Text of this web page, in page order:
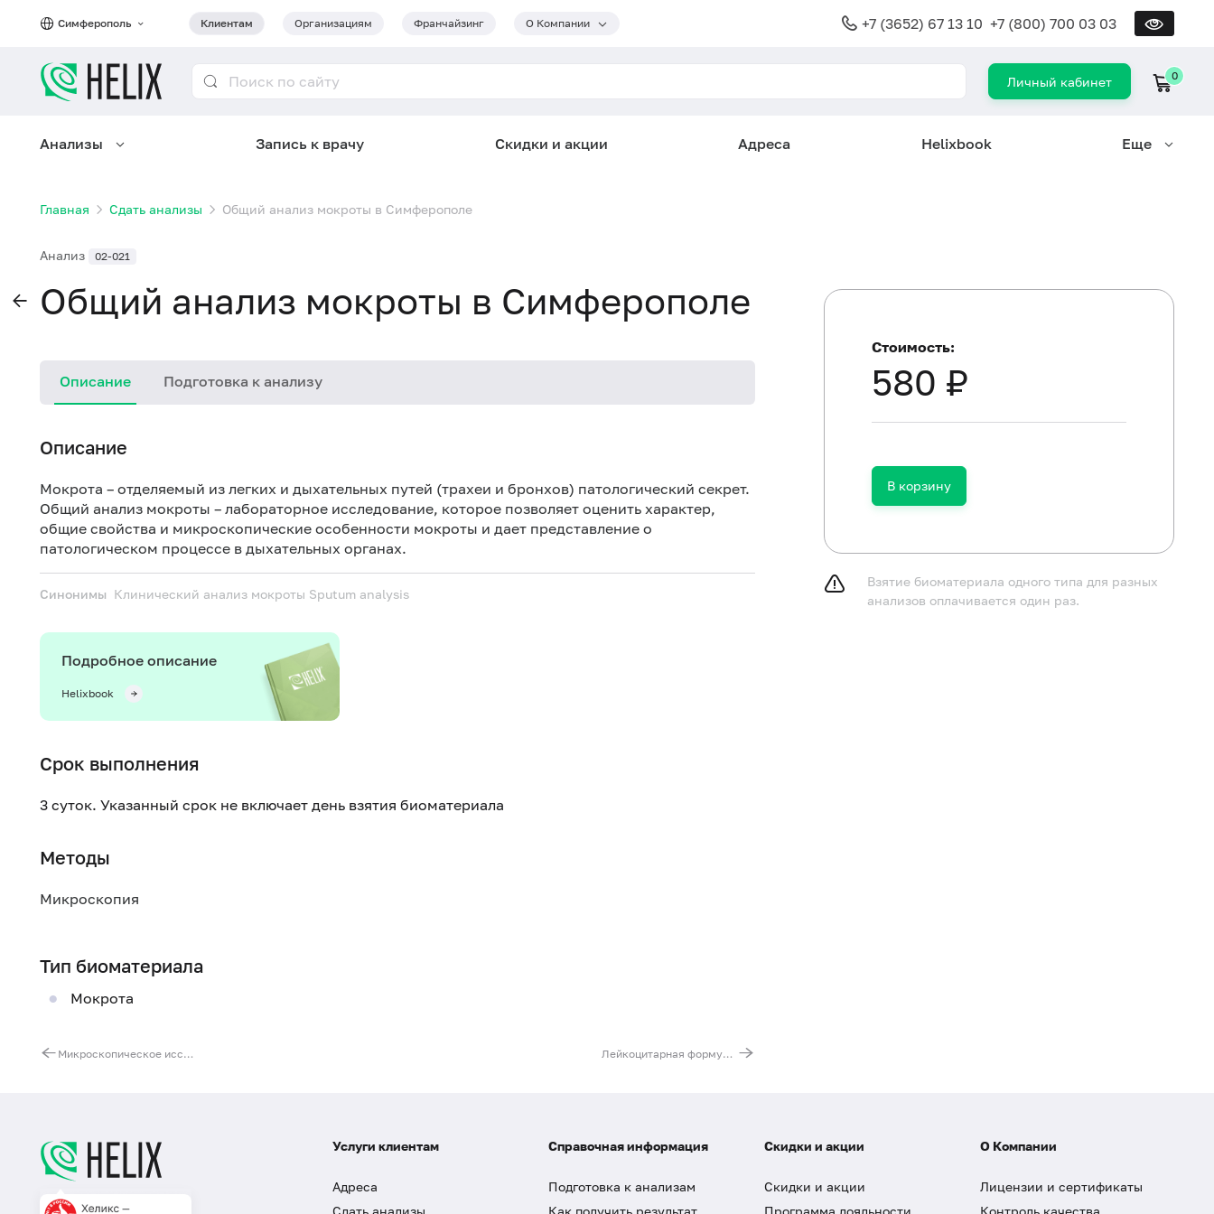
Симферополь Клиентам Организациям Франчайзинг О Компании +7 (3652) 67 13 10 +7 (800) 700 03 03
Личный кабинет 0
Анализы Запись к врачу Скидки и акции Адреса Helixbook Еще
Главная Сдать анализы Общий анализ мокроты в Симферополе
Анализ 02-021
Общий анализ мокроты в Симферополе
Описание Подготовка к анализу
Описание
Мокрота – отделяемый из легких и дыхательных путей (трахеи и бронхов) патологический секрет.
Общий анализ мокроты – лабораторное исследование, которое позволяет оценить характер,
общие свойства и микроскопические особенности мокроты и дает представление о
патологическом процессе в дыхательных органах.
Синонимы Клинический анализ мокроты Sputum analysis
Подробное описание
Helixbook
Срок выполнения
3 суток. Указанный срок не включает день взятия биоматериала
Методы
Микроскопия
Тип биоматериала
Мокрота
Микроскопическое исследование отделяемого мочеполовых органов мужчин (микрофлора) Лейкоцитарная формула (с микроскопией мазка крови при выявлении патологических изменений)
часов до сбора мокроты.
Не принимать пищу в течение 1-2 часа до исследования.
собирать свободно отделяемую мокроту, полученную в
искажению результатов.
Стоимость:
580 ₽
В корзину
Взятие биоматериала одного типа для разных
анализов оплачивается один раз.
Услуги клиентам
Адреса
Справочная информация
Подготовка к анализам
Скидки и акции
Скидки и акции
О Компании
Лицензии и сертификаты